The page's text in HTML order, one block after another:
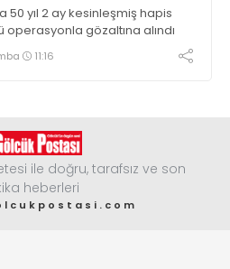
50 yıl 2 ay kesinleşmiş hapis
gözaltına alındı
11:16
ile doğru, tarafsız ve son
heberleri